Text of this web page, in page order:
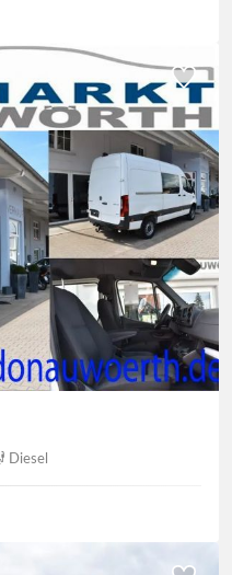
Diesel